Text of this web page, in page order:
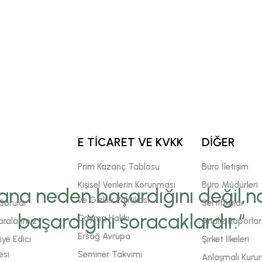
neden başardığını
başardığını soracaklardır.“
Edici
E TİCARET VE KVKK
Prim Kazanç Tablosu
Kişisel Verilerin Korunması
ve Gizlilik Politikası
Cayma Hakkı
Ersağ Avrupa
Seminer Takvimi
DİĞER
Büro İletişim
Büro Müdürleri
Sertifikalar
Analiz Raporları
Şirket İlkeleri
Anlaşmalı